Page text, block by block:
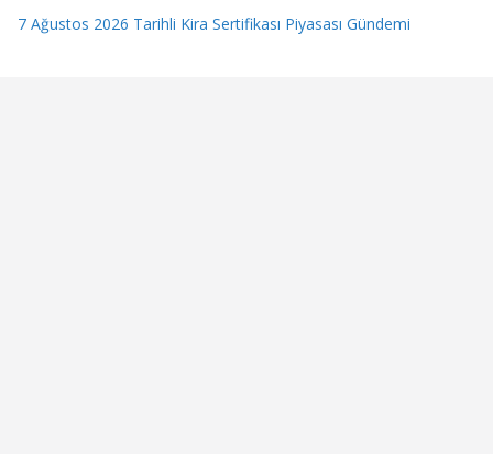
7 Ağustos 2026 Tarihli Kira Sertifikası Piyasası Gündemi